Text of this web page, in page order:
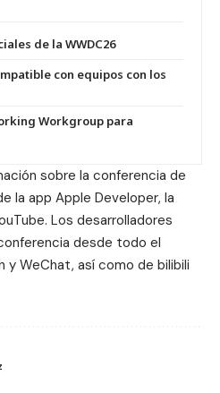
de la WWDC26
con equipos con los
Workgroup para
sobre la conferencia de
la app Apple Developer, la
Los desarrolladores
desde todo el
y WeChat, así como de bilibili